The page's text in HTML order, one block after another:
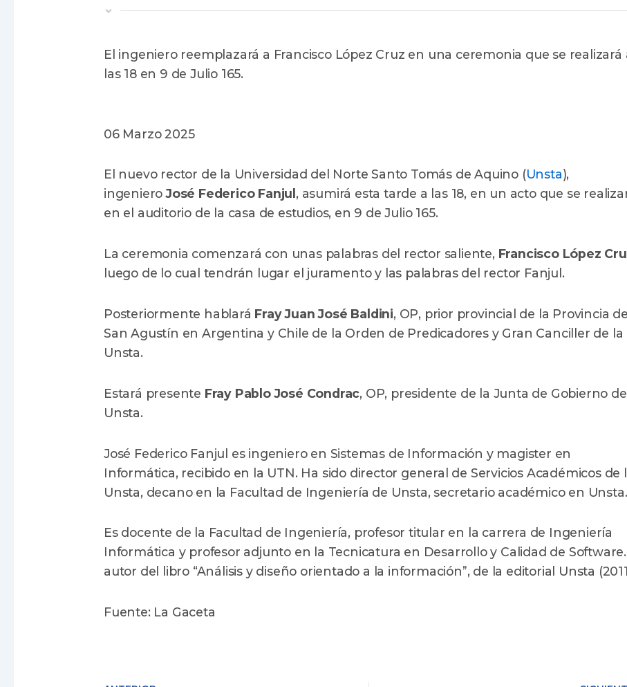
El ingeniero reemplazará a Francisco López Cruz en una ceremonia que se realizará
las 18 en 9 de Julio 165.
06 Marzo 2025
El nuevo rector de la Universidad del Norte Santo Tomás de Aquino (Unsta),
ingenieroJosé Federico Fanjul , asumirá esta tarde a las 18, en un acto que se
en el auditorio de la casa de estudios, en 9 de Julio 165.
La ceremonia comenzará con unas palabras del rector saliente, Francisco López
luego de lo cual tendrán lugar el juramento y las palabras del rector Fanjul.
Posteriormente hablará Fray Juan José Baldini, OP, prior provincial de la Provincia de
San Agustín en Argentina y Chile de la Orden de Predicadores y Gran Canciller de la
Unsta.
Estará presente Fray Pablo José Condrac, OP, presidente de la Junta de Gobierno
Unsta.
José Federico Fanjul es ingeniero en Sistemas de Información y magister en
Informática, recibido en la UTN. Ha sido director general de Servicios Académicos de
Unsta, decano en la Facultad de Ingeniería de Unsta, secretario académico en Unsta.
Es docente de la Facultad de Ingeniería, profesor titular en la carrera de Ingeniería
Informática y profesor adjunto en la Tecnicatura en Desarrollo y Calidad de Software.
autor del libro “Análisis y diseño orientado a la información”, de la editorial Unsta
Fuente: La Gaceta